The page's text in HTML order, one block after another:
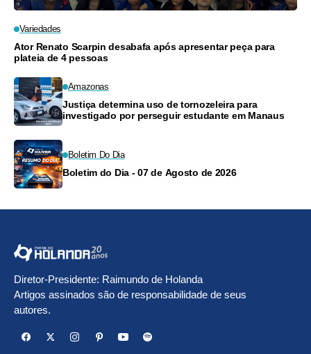
Variedades
Ator Renato Scarpin desabafa após apresentar peça para
plateia de 4 pessoas
Amazonas
Justiça determina uso de tornozeleira para
investigado por perseguir estudante em Manaus
Boletim Do Dia
Boletim do Dia - 07 de Agosto de 2026
Diretor-Presidente: Raimundo de Holanda
Artigos assinados são de responsabilidade de seus
autores.